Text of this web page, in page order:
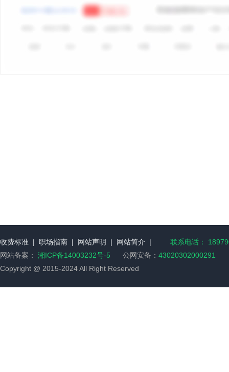
收费标准 | 职场指南 | 网站声明 | 网站简介 |
联系电话：
网站备案： 湘ICP备14003232号-5 公网安备： 43020302000291
Copyright @ 2015-2024 All Right Reserved